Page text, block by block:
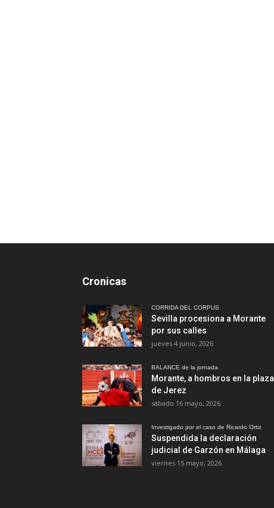
Cronicas
CORRIDA DEL CORPUS
Sevilla procesiona a Morante
por sus calles
jueves 4 junio, 2026
BALANCE de la jornada
Morante, a hombros en la plaza
de Jerez
sábado 16 mayo, 2026
Investigado por el caso de Ricardo Ortiz
Suspendida la declaración
judicial de Garzón en Málaga
viernes 15 mayo, 2026